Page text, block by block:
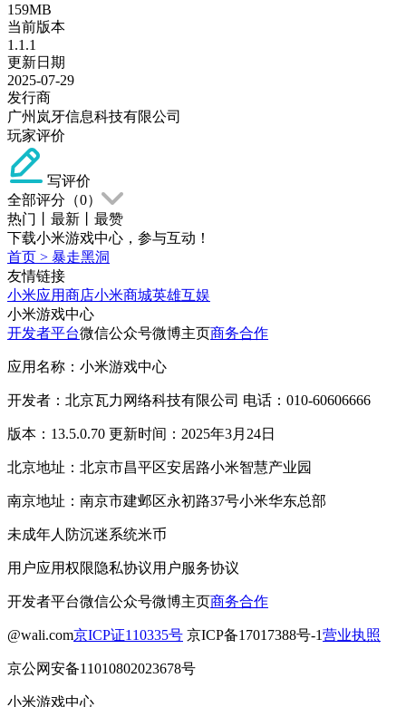
159MB
当前版本
1.1.1
更新日期
2025-07-29
发行商
广州岚牙信息科技有限公司
玩家评价
写评价
全部评分（0）
热门
最新
最赞
下载小米游戏中心，参与互动！
首页 > 暴走黑洞
友情链接
小米应用商店小米商城英雄互娱
小米游戏中心
开发者平台微信公众号微博主页商务合作
应用名称：小米游戏中心
开发者：北京瓦力网络科技有限公司 电话：010-60606666
版本：13.5.0.70 更新时间：2025年3月24日
北京地址：北京市昌平区安居路小米智慧产业园
南京地址：南京市建邺区永初路37号小米华东总部
未成年人防沉迷系统米币
用户应用权限隐私协议用户服务协议
开发者平台微信公众号微博主页商务合作
@wali.com京ICP证110335号 京ICP备17017388号-1营业执照
京公网安备11010802023678号
小米游戏中心